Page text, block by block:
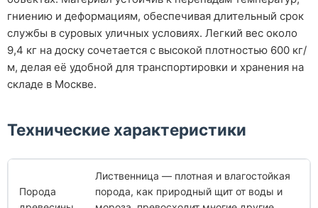
гниению и деформациям, обеспечивая длительный срок
службы в суровых уличных условиях. Легкий вес около
9,4 кг на доску сочетается с высокой плотностью 600 кг/
м, делая её удобной для транспортировки и хранения на
складе в Москве.
Технические характеристики
Порода
Лиственница — плотная и влагостойкая
порода, как природный щит от воды и